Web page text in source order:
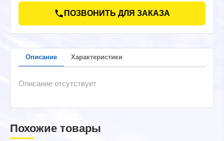
ПОЗВОНИТЬ ДЛЯ ЗАКАЗА
Описание Характеристики
Описание отсутствует
Похожие товары